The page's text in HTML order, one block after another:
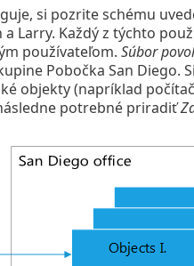
si pozrite schému
Larry. Každý z týchto
používateľom. Súbor
Pobočka San Diego.
objekty (napríklad
potrebné priradiť